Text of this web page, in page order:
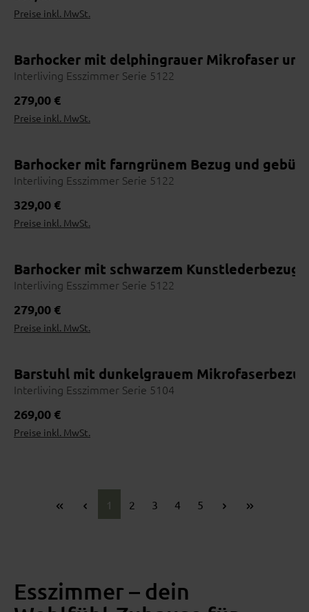
Preise inkl. MwSt.
Barhocker mit delphingrauer Mikrofaser
Interliving Esszimmer Serie 5122
Regulärer Preis:
279,00 €
Preise inkl. MwSt.
Barhocker mit farngrünem Bezug und
Interliving Esszimmer Serie 5122
Regulärer Preis:
329,00 €
Preise inkl. MwSt.
Barhocker mit schwarzem
Interliving Esszimmer Serie 5122
Regulärer Preis:
279,00 €
Preise inkl. MwSt.
Wohnbeispiel
Barstuhl mit dunkelgrauem
Interliving Esszimmer Serie 5104
Regulärer Preis:
269,00 €
Preise inkl. MwSt.
Seite
1 Seite
2 Seite
3 Seite
4 Seite
5
Esszimmer – dein